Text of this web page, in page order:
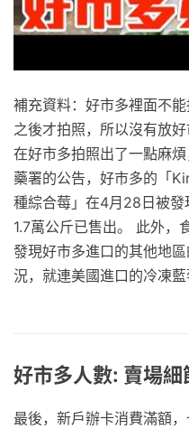
補充資料：好市多裡面不
之後才拍照，所以沒有放
在好市多拍照出了一點麻
藥署的公告，好市多的「
種綜合莓」在4月28日被
1.7萬公斤已售出。 此外，
發現好市多進口的其他地
況，就連美國進口的冷凍藍
好市多人數: 賣場
最後，新戶辦卡消費滿額